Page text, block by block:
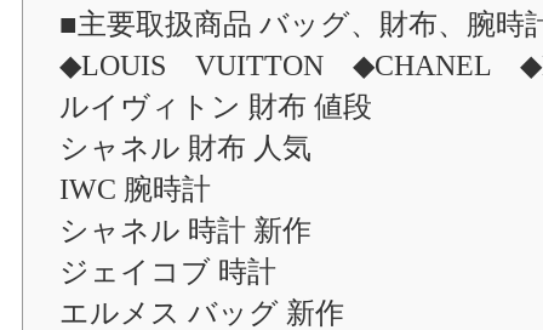
■主要取扱商品 バッグ、財布、腕時
◆LOUIS VUITTON ◆CHANEL
ルイヴィトン 財布 値段
シャネル 財布 人気
IWC 腕時計
シャネル 時計 新作
ジェイコブ 時計
エルメス バッグ 新作